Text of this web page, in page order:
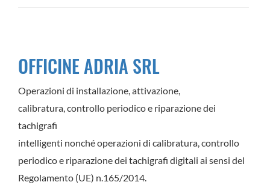
OFFICINE ADRIA SRL
Operazioni di installazione, attivazione,
calibratura, controllo periodico e riparazione dei
tachigrafi
intelligenti nonché operazioni di calibratura, controllo
periodico e riparazione dei tachigrafi digitali ai sensi del
Regolamento (UE) n.165/2014.